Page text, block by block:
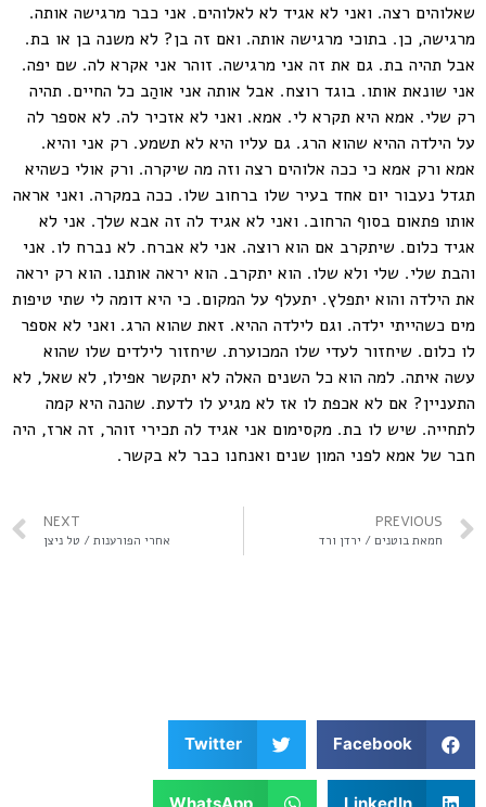
שאלוהים רצה. ואני לא אגיד לא לאלוהים. אני כבר מרגישה אותה.
מרגישה, כן. בתוכי מרגישה אותה. ואם זה בן? לא משנה בן או בת.
אבל תהיה בת. גם את זה אני מרגישה. זוהר אני אקרא לה. שם יפה.
אני שונאת אותו. בוגד רוצח. אבל אותה אני אוהַב כל החיים. תהיה
רק שלי. אמא היא תקרא לי. אמא. ואני לא אזכיר לה. לא אספר לה
על הילדה ההיא שהוא הרג. גם עליו היא לא תשמע. רק אני והיא.
אמא ורק אמא כי ככה אלוהים רצה וזה מה שיקרה. ורק אולי כשהיא
תגדל נעבור יום אחד בעיר שלו ברחוב שלו. ככה במקרה. ואני אראה
אותו פתאום בסוף הרחוב. ואני לא אגיד לה זה אבא שלך. אני לא
אגיד כלום. שיתקרב אם הוא רוצה. אני לא אברח. לא נברח לו. אני
והבת שלי. שלי ולא שלו. הוא יתקרב. הוא יראה אותנו. הוא רק יראה
את הילדה והוא יתפלץ. יתעלף על המקום. כי היא דומה לי שתי טיפות
מים כשהייתי ילדה. וגם לילדה ההיא. זאת שהוא הרג. ואני לא אספר
לו כלום. שיחזור לעדי שלו המכוערת. שיחזור לילדים שלו שהוא
עשה איתה. למה הוא כל השנים האלה לא יתקשר אפילו, לא שאל, לא
התעניין? אם לא אכפת לו אז לא מגיע לו לדעת. שהנה היא קמה
לתחייה. שיש לו בת. מקסימום אני אגיד לה תכירי זוהר, זה ארז, היה
חבר של אמא לפני המון שנים ואנחנו כבר לא בקשר.
PREVIOUS
חמאת בוטנים / ירדן ורד
NEXT
אחרי הפורענות / טל ניצן
Facebook
Twitter